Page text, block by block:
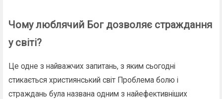
Чому люблячий Бог дозволяє страждання
у світі?
Це одне з найважчих запитань, з яким сьогодні
стикається християнський світ Проблема болю і
страждань була названа одним з найефективніших